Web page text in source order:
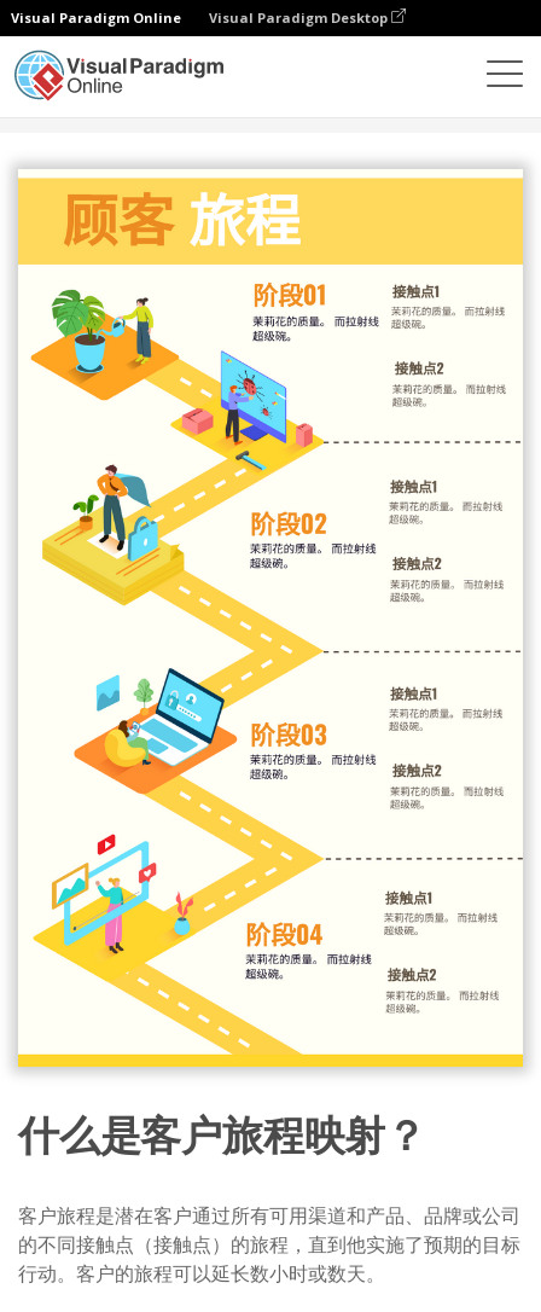
Visual Paradigm Online Visual Paradigm Desktop
什么是客户旅程映射？
客户旅程是潜在客户通过所有可用渠道和产品、品牌或公司
的不同接触点（接触点）的旅程，直到他实施了预期的目标
行动。客户的旅程可以延长数小时或数天。